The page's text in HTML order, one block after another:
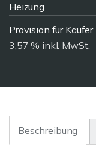
Heizung
Provision für Käufer
3,57 % inkl. MwSt.
Beschreibung